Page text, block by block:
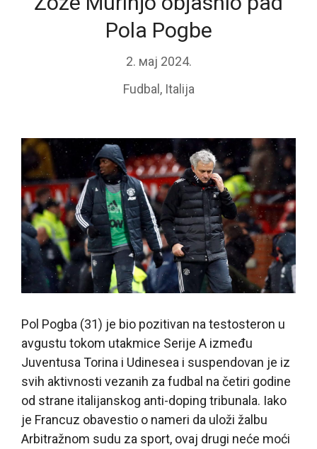
Pola Pogbe
2. мај 2024.
Fudbal , Italija
Pol Pogba (31) je bio pozitivan na testosteron u
avgustu tokom utakmice Serije A između
Juventusa Torina i Udinesea i suspendovan je iz
svih aktivnosti vezanih za fudbal na četiri godine
od strane italijanskog anti-doping tribunala. Iako
je Francuz obavestio o nameri da uloži žalbu
Arbitražnom sudu za sport, ovaj drugi neće moći